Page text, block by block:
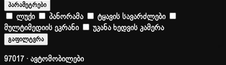
პარამეტრები
ლუქი პანორამა
ტყავის სავარძლები
მულტიმედიის ეკრანი
უკანა ხედვის კამერა
გაფილტვრა
97017 · ავტომობილები